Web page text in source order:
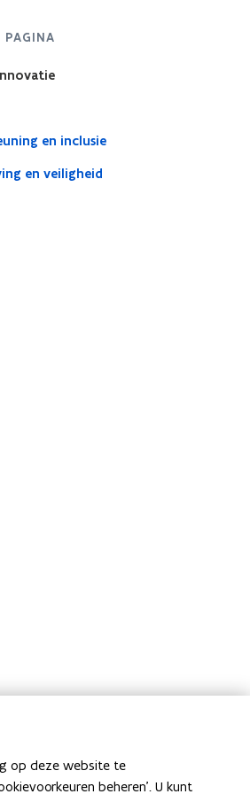
PAGINA
en inclusie
en veiligheid
op deze website te
beheren'. U kunt